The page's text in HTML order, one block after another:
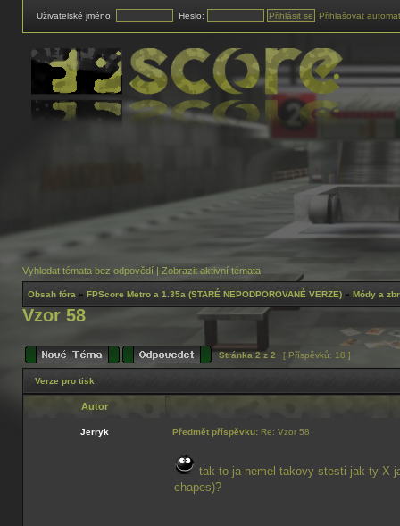
Uživatelské jméno: Heslo: Přihlašovat
Vyhledat témata bez odpovědí | Zobrazit aktivní témata
Obsah fóra » FPScore Metro a 1.35a (STARÉ NEPODPOROVANÉ VERZE) » Módy a
Vzor 58
Stránka 2 z 2 [ Příspěvků: 18 ]
Verze pro tisk
Autor
Jerryk Předmět příspěvku: Re: Vzor 58
tak to ja nemel takovy stesti jak ty X
chapes)?